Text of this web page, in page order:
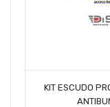
KIT ESCUDO